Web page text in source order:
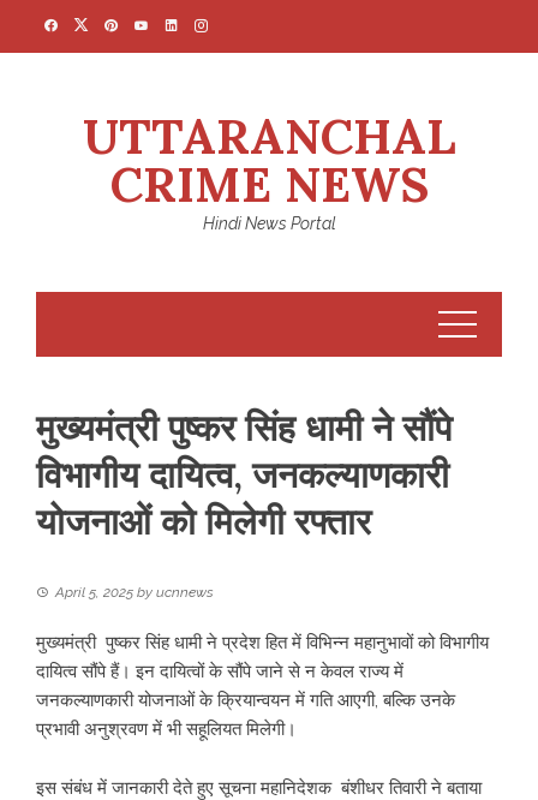
UTTARANCHAL
CRIME NEWS
Hindi News Portal
मुख्यमंत्री पुष्कर सिंह धामी ने सौंपे
विभागीय दायित्व, जनकल्याणकारी
योजनाओं को मिलेगी रफ्तार
April 5, 2025 by ucnnews
मुख्यमंत्री पुष्कर सिंह धामी ने प्रदेश हित में विभिन्न महानुभावों को विभागीय
दायित्व सौंपे हैं। इन दायित्वों के सौंपे जाने से न केवल राज्य में
जनकल्याणकारी योजनाओं के क्रियान्वयन में गति आएगी, बल्कि उनके
प्रभावी अनुश्रवण में भी सहूलियत मिलेगी।
इस संबंध में जानकारी देते हुए सूचना महानिदेशक बंशीधर तिवारी ने बताया